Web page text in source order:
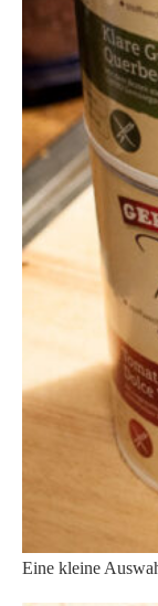
Eine kleine